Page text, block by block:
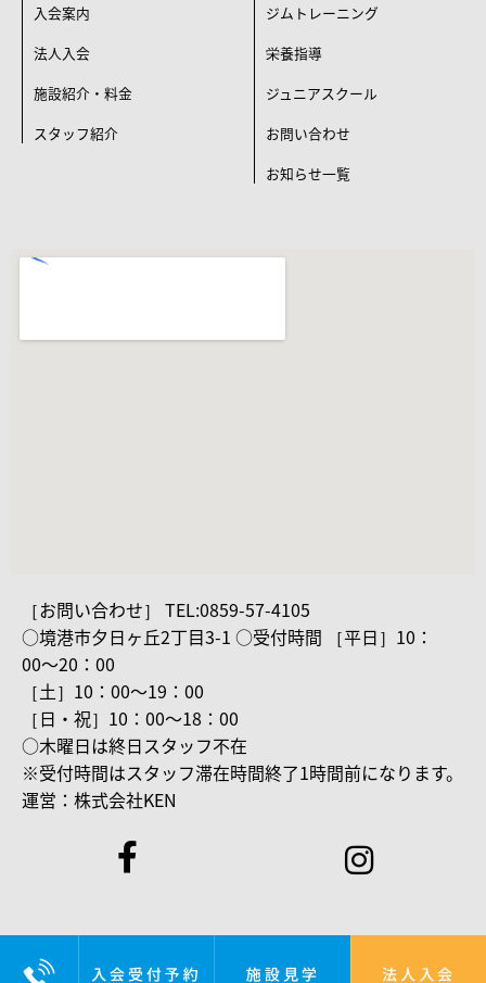
入会案内
法人入会
施設紹介・料金
スタッフ紹介
ジムトレーニング
栄養指導
ジュニアスクール
お問い合わせ
お知らせ一覧
［お問い合わせ］ TEL:0859-57-4105
○境港市夕日ヶ丘2丁目3-1 ○受付時間 ［平日］10：
00〜20：00
［土］10：00〜19：00
［日・祝］10：00〜18：00
○木曜日は終日スタッフ不在
※受付時間はスタッフ滞在時間終了1時間前になります。
運営：株式会社KEN